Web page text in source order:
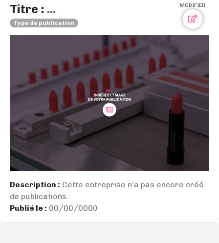
MODIFIER
Titre : ...
Type de publication
Description : Cette entreprise n’a pas encore créé
de publications.
Publié le : 00/00/0000